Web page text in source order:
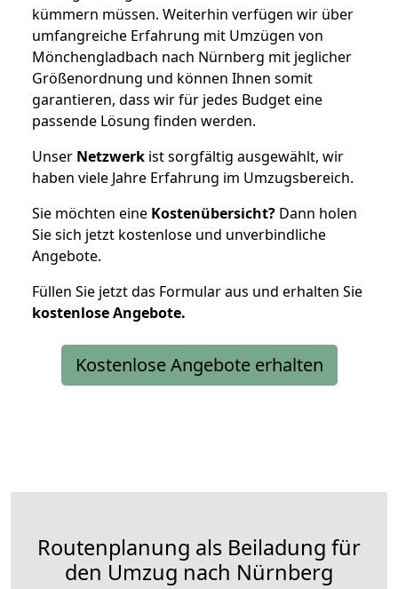
kümmern müssen. Weiterhin verfügen wir über
umfangreiche Erfahrung mit Umzügen von
Mönchengladbach nach Nürnberg mit jeglicher
Größenordnung und können Ihnen somit
garantieren, dass wir für jedes Budget eine
passende Lösung finden werden.
Unser Netzwerk ist sorgfältig ausgewählt, wir
haben viele Jahre Erfahrung im Umzugsbereich.
Sie möchten eine Kostenübersicht? Dann holen
Sie sich jetzt kostenlose und unverbindliche
Angebote.
Füllen Sie jetzt das Formular aus und erhalten Sie
kostenloseAngebote.
Kostenlose Angebote erhalten
Routenplanung als Beiladung für
den Umzug nach Nürnberg